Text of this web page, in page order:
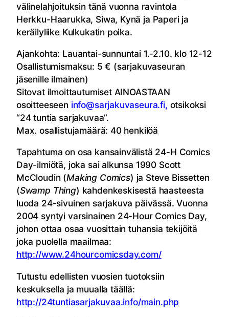
välinelahjoituksin tänä vuonna ravintola
Herkku-Haarukka, Siwa, Kynä ja Paperi ja
keräilyliike Kulkukatin poika.
Ajankohta: Lauantai-sunnuntai 1.-2.10. klo 12-12
Osallistumismaksu: 5 € (sarjakuvaseuran
jäsenille ilmainen)
Sitovat ilmoittautumiset AINOASTAAN
osoitteeseen info@sarjakuvaseura.fi, otsikoksi
“24 tuntia sarjakuvaa”.
Max. osallistujamäärä: 40 henkilöä
Tapahtuma on osa kansainvälistä 24-H Comics
Day-ilmiötä, joka sai alkunsa 1990 Scott
McCloudin (Making Comics) ja Steve Bissetten
(Swamp Thing) kahdenkeskisestä haasteesta
luoda 24-sivuinen sarjakuva päivässä. Vuonna
2004 syntyi varsinainen 24-Hour Comics Day,
johon ottaa osaa vuosittain tuhansia tekijöitä
joka puolella maailmaa:
http://www.24hourcomicsday.com/
Tutustu edellisten vuosien tuotoksiin
keskuksella ja muualla täällä:
http://24tuntiasarjakuvaa.info/main.php